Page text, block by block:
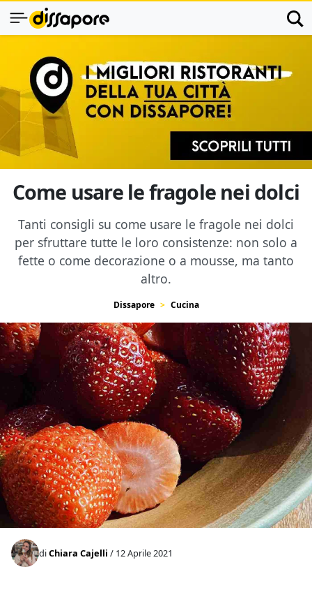
Come usare le fragole nei dolci
Tanti consigli su come usare le fragole nei dolci
per sfruttare tutte le loro consistenze: non solo a
fette o come decorazione o a mousse, ma tanto
altro.
Dissapore Cucina
diChiara Cajelli / 12 Aprile 2021